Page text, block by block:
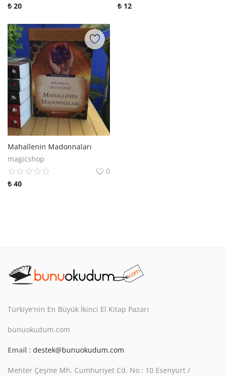
₺ 20
₺12
Mahallenin Madonnaları
magicshop
0
₺ 40
Türkiye'nin En Büyük İkinci El Kitap Pazarı
bunuokudum.com
Email : destek@bunuokudum.com
Mehter Çeşme Mh. Cumhuriyet Cd. No : 10 Esenyurt /